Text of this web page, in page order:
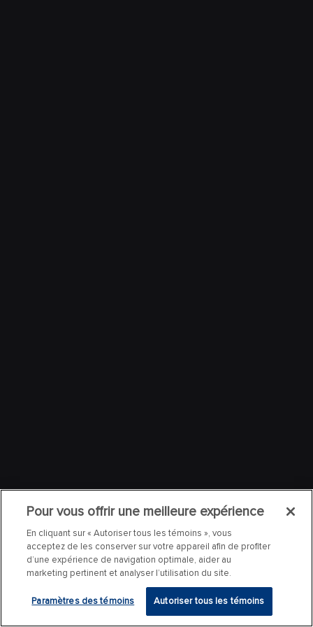
Pour vous offrir une meilleure expérience
En cliquant sur « Autoriser tous les témoins », vous
acceptez de les conserver sur votre appareil afin de profiter
d’une expérience de navigation optimale, aider au
marketing pertinent et analyser l’utilisation du site.
Paramètres des témoins Autoriser tous les témoins